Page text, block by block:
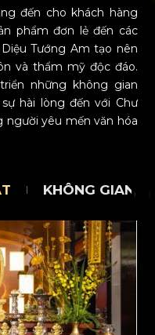
đến cho khách hàng
phẩm đơn lẻ đến các
Tướng Am tạo nên
và thẩm mỹ độc đáo.
những không gian
hài lòng đến với Chư
người yêu mến văn hóa
KHÔNG GIAN